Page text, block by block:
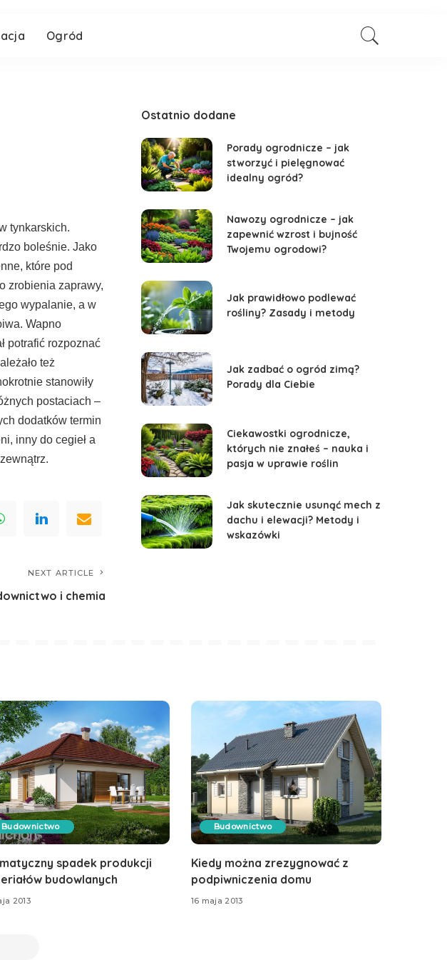
Ogród
tynkarskich.
boleśnie. Jako
które pod
zrobienia zaprawy,
wypalanie, a w
Wapno
potrafić rozpoznać
też
stanowiły
postaciach –
dodatków termin
inny do cegieł a
NEXT ARTICLE
i chemia
Ostatnio dodane
Porady ogrodnicze – jak
stworzyć i pielęgnować
idealny ogród?
Nawozy ogrodnicze – jak
zapewnić wzrost i bujność
Twojemu ogrodowi?
Jak prawidłowo podlewać
rośliny? Zasady i metody
Jak zadbać o ogród zimą?
Porady dla Ciebie
Ciekawostki ogrodnicze,
których nie znałeś – nauka i
pasja w uprawie roślin
Jak skutecznie usunąć mech z
dachu i elewacji? Metody i
wskazówki
Budownictwo
spadek produkcji
budowlanych
2013
Budownictwo
Kiedy można zrezygnować z
podpiwniczenia domu
16 maja 2013